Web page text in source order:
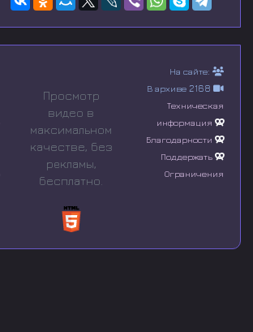
Просмотр
видео в
максимальном
качестве, без
рeкламы,
бесплатно.
На сайте:
В архиве 2168
Техническая
информация
Благодарности
Поддержать
Ограничения